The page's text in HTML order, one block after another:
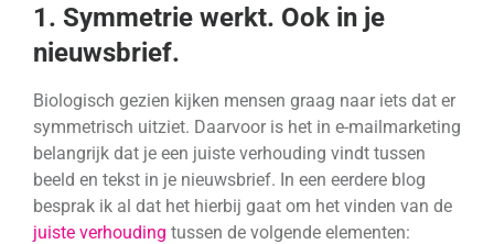
1. Symmetrie werkt. Ook in je
nieuwsbrief.
Biologisch gezien kijken mensen graag naar iets dat er
symmetrisch uitziet. Daarvoor is het in e-mailmarketing
belangrijk dat je een juiste verhouding vindt tussen
beeld en tekst in je nieuwsbrief. In een eerdere blog
besprak ik al dat het hierbij gaat om het vinden van de
juiste verhouding tussen de volgende elementen: